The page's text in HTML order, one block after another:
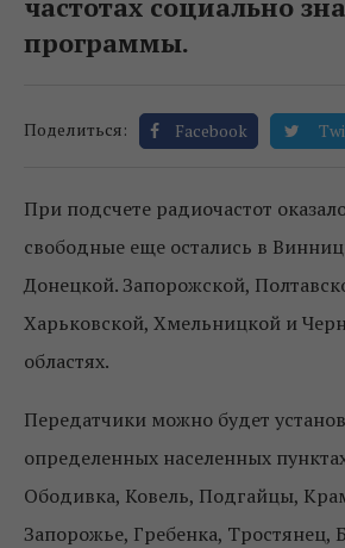
программы.
Поделиться: Facebook
При подсчете радиочастот
свободные еще остались в
Донецкой. Запорожской,
Харьковской, Хмельницкой и
областях.
Передатчики можно будет
определенных населенных
Ободивка, Ковель, Подгайцы,
Запорожье, Гребенка, Тростянец,